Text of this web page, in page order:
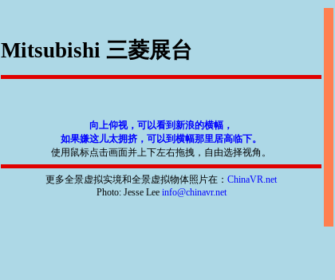
Mitsubishi 三菱展台
向上仰视，可以看到新浪的横幅，
如果嫌这儿太拥挤，可以到横幅那里居高临下。
使用鼠标点击画面并上下左右拖拽，自由选择视角。
更多全景虚拟实境和全景虚拟物体照片在： ChinaVR.net
Photo: Jesse Lee info@chinavr.net